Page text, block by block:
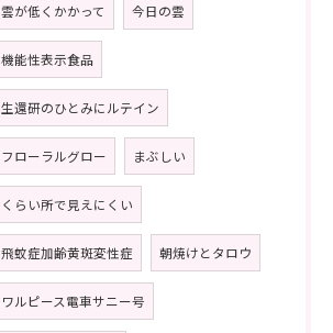
雲が低くかかって 今日の雲
機能性表示食品
生還研のひとみにルテイン
フローラルグロー まぶしい
くらい所で見えにくい
飛蚊症加齢黄斑変性症 朝焼けとタロウ
ワルピース電車サニー号